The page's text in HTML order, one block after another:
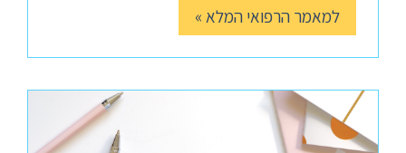
למאמר הרפואי המלא »